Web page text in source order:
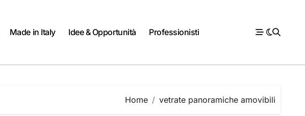
Made in Italy Idee & Opportunità Professionisti
Home vetrate panoramiche amovibili